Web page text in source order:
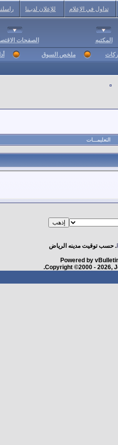
تداول في الإعلام للإعلان لديـنا
المكتبه الصفحات
ملخص السوق
التعليمـــات
. حسب توقيت مدينه الرياض
Powered by
Copyright ©2000 - 2026,